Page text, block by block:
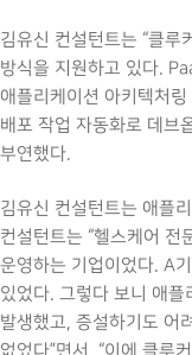
김유신 컨설턴트는 “클루
방식을 지원하고 있다.
애플리케이션 아키텍처
배포 작업 자동화로 데브
부연했다.
김유신 컨설턴트는 애플
컨설턴트는 “헬스케어 전
운영하는 기업이었다. A
있었다. 그렇다 보니 애
발생했고, 증설하기도 어